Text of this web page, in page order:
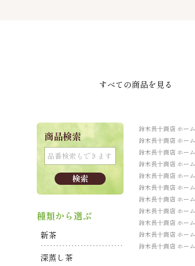
すべての商品を見る
鈴木長十商店 ホーム
鈴木長十商店 ホーム
鈴木長十商店 ホーム
鈴木長十商店 ホーム
鈴木長十商店 ホーム
鈴木長十商店 ホーム
鈴木長十商店 ホーム
鈴木長十商店 ホーム
鈴木長十商店 ホーム
鈴木長十商店 ホーム
鈴木長十商店 ホーム
商品検索
種類から選ぶ
新茶
深蒸し茶